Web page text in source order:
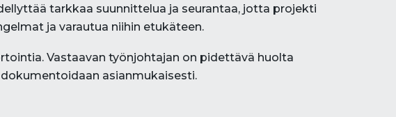
tarkkaa suunnittelua ja seurantaa, jotta projekti
ja varautua niihin etukäteen.
Vastaavan työnjohtajan on pidettävä huolta
asianmukaisesti.